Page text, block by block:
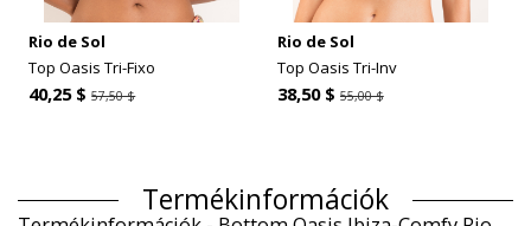
Rio de Sol
Top Oasis Tri-Fixo
40,25 $57,50 $
Rio de Sol
Top Oasis Tri-Inv
38,50 $ 55,00 $
Termékinformációk